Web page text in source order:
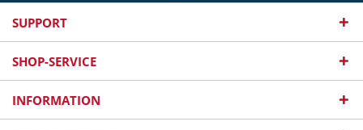
SUPPORT
SHOP-SERVICE
INFORMATION